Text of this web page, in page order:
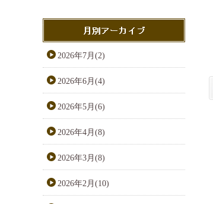
2026年7月(2)
2026年6月(4)
2026年5月(6)
2026年4月(8)
2026年3月(8)
2026年2月(10)